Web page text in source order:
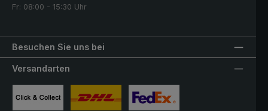
Besuchen Sie uns bei
Fr: 08:00 - 15:30 Uhr
Versandarten